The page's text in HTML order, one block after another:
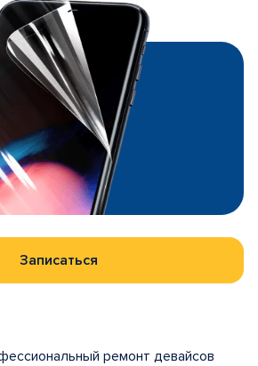
Записаться
ремонт девайсов